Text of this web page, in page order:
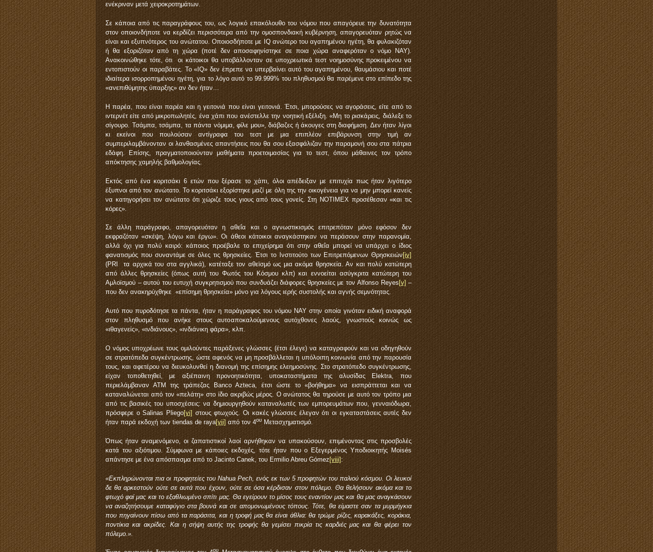
ενέκριναν μετά χειροκροτημάτων.
Σε κάποια από τις παραγράφους του, ως λογικό επακόλουθο του νόμου που απαγόρευε την δυνατότητα
στον οποιονδήποτε να κερδίζει περισσότερα από την ομοσπονδιακή κυβέρνηση, απαγορευόταν ρητώς να
είναι και εξυπνότερος του ανώτατου. Οποιοσδήποτε με IQ ανώτερο του αγαπημένου ηγέτη, θα φυλακιζόταν
ή θα εξοριζόταν από τη χώρα (ποτέ δεν αποσαφηνίστηκε σε ποια χώρα αναφερόταν ο νόμο ΝΑΥ).
Ανακοινώθηκε τότε, ότι οι κάτοικοι θα υποβάλλονταν σε υποχρεωτικά τεστ νοημοσύνης προκειμένου να
εντοπιστούν οι παραβάτες. Το «IQ» δεν έπρεπε να υπερβαίνει αυτό του αγαπημένου, θαυμάσιου και ποτέ
ιδιαίτερα ισορροπημένου ηγέτη, για το λόγο αυτό το 99.999% του πληθυσμού θα παρέμενε στο επίπεδο της
«ανεπιθύμητης ύπαρξης» αν δεν ήταν…
H παρέα, που είναι παρέα και η γειτονιά που είναι γειτονιά. Έτσι, μπορούσες να αγοράσεις, είτε από το
ιντερνέτ είτε από μικροπωλητές, ένα χάπι που ανέστελλε την νοητική εξέλιξη. «Μη το ρισκάρεις, διάλεξε το
σίγουρο. Τσάμπα, τσάμπα, τα πάντα νόμιμα, φίλε μου», διάβαζες ή άκουγες στη διαφήμιση. Δεν ήταν λίγοι
κι εκείνοι που πουλούσαν αντίγραφα του τεστ με μια επιπλέον επιβάρυνση στην τιμή αν
συμπεριλαμβάνονταν οι λανθασμένες απαντήσεις που θα σου εξασφάλιζαν την παραμονή σου στα πάτρια
εδάφη. Επίσης, πραγματοποιούνταν μαθήματα προετοιμασίας για το τεστ, όπου μάθαινες τον τρόπο
απόκτησης χαμηλής βαθμολογίας.
Εκτός από ένα κοριτσάκι 6 ετών που ξέρασε το χάπι, όλοι απέδειξαν με επιτυχία πως ήταν λιγότερο
έξυπνοι από τον ανώτατο. Το κοριτσάκι εξορίστηκε μαζί με όλη της την οικογένεια για να μην μπορεί κανείς
να κατηγορήσει τον ανώτατο ότι χώριζε τους γιους από τους γονείς. Στη NOTIMEX προσέθεσαν «και τις
κόρες».
Σε άλλη παράγραφο, απαγορευόταν η αθεΐα και ο αγνωστικισμός επιτρεπόταν μόνο εφόσον δεν
εκφραζόταν «σκέψη, λόγω και έργω». Οι άθεοι κάτοικοι αναγκάστηκαν να περάσουν στην παρανομία,
αλλά όχι για πολύ καιρό: κάποιος προέβαλε το επιχείρημα ότι στην αθεΐα μπορεί να υπάρχει ο ίδιος
φανατισμός που συναντάμε σε όλες τις θρησκείες. Έτσι το Ινστιτούτο των Επιτρεπόμενων Θρησκειών [iv]
(PRI τα αρχικά του στα αγγλικά), κατέταξε τον αθεϊσμό ως μια ακόμα θρησκεία. Αν και πολύ κατώτερη
από άλλες θρησκείες (όπως αυτή του Φωτός του Κόσμου κλπ) και εννοείται ασύγκριτα κατώτερη του
Αμλοϊσμού – αυτού του ευτυχή συγκρητισμού που συνδυάζει διάφορες θρησκείες με τον Alfonso Reyes [v] –
που δεν ανακηρύχθηκε «επίσημη θρησκεία» μόνο για λόγους ιερής συστολής και αγνής σεμνότητας.
Αυτό που πυροδότησε τα πάντα, ήταν η παράγραφος του νόμου ΝΑΥ στην οποία γινόταν ειδική αναφορά
στον πληθυσμό που ανήκε στους αυτοαποκαλούμενους αυτόχθονες λαούς, γνωστούς κοινώς ως
«ιθαγενείς», «ινδιάνους», «ινδιάνικη φάρα», κλπ.
Ο νόμος υποχρέωνε τους ομιλούντες παράξενες γλώσσες (έτσι έλεγε) να καταγραφούν και να οδηγηθούν
σε στρατόπεδα συγκέντρωσης, ώστε αφενός να μη προσβάλλεται η υπόλοιπη κοινωνία από την παρουσία
τους, και αφετέρου να διευκολυνθεί η διανομή της επίσημης ελεημοσύνης. Στο στρατόπεδο συγκέντρωσης,
είχαν τοποθετηθεί, με αξιέπαινη προνοητικότητα, υποκαταστήματα της αλυσίδας Elektra, που
περιελάμβαναν ΑΤΜ της τράπεζας Banco Azteca, έτσι ώστε το «βοήθημα» να εισπράττεται και να
καταναλώνεται από τον «πελάτη» στο ίδιο ακριβώς μέρος. Ο ανώτατος θα τηρούσε με αυτό τον τρόπο μια
από τις βασικές του υποσχέσεις: να δημιουργηθούν καταναλωτές των εμπορευμάτων που, γενναιόδωρα,
πρόσφερε ο Salinas Pliego[vi] στους φτωχούς. Οι κακές γλώσσες έλεγαν ότι οι εγκαταστάσεις αυτές δεν
ήταν παρά εκδοχή των tiendas de raya[vii] από τον 4ου Μετασχηματισμό.
Όπως ήταν αναμενόμενο, οι ζαπατιστικοί λαοί αρνήθηκαν να υπακούσουν, επιμένοντας στις προσβολές
κατά του αξιότιμου. Σύμφωνα με κάποιες εκδοχές, τότε ήταν που ο Εξεγερμένος Υποδιοικητής Moisés
απάντησε με ένα απόσπασμα από το Jacinto Canek, του Ermilio Abreu Gómez [viii] :
«Εκπληρώνονται πια οι προφητείες του Nahua Pech, ενός εκ των 5 προφητών του παλιού κόσμου. Οι λευκοί
δε θα αρκεστούν ούτε σε αυτά που έχουν, ούτε σε όσα κέρδισαν στον πόλεμο. Θα θελήσουν ακόμα και το
φτωχό φαί μας και το εξαθλιωμένο σπίτι μας. Θα εγείρουν το μίσος τους εναντίον μας και θα μας αναγκάσουν
να αναζητήσουμε καταφύγιο στα βουνά και σε απομονωμένους τόπους. Τότε, θα είμαστε σαν τα μυρμήγκια
που πηγαίνουν πίσω από τα παράσιτα, και η τροφή μας θα είναι άθλια: θα τρώμε ρίζες, καρακάξες, κοράκια,
ποντίκια και ακρίδες. Και η σήψη αυτής της τροφής θα γεμίσει πικρία τις καρδιές μας και θα φέρει τον
πόλεμο.».
ου